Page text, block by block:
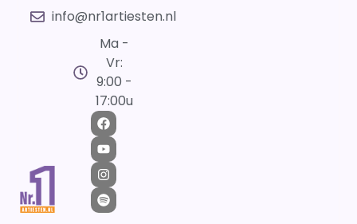
info@nr1artiesten.nl
Ma -
Vr:
9:00 -
17:00u